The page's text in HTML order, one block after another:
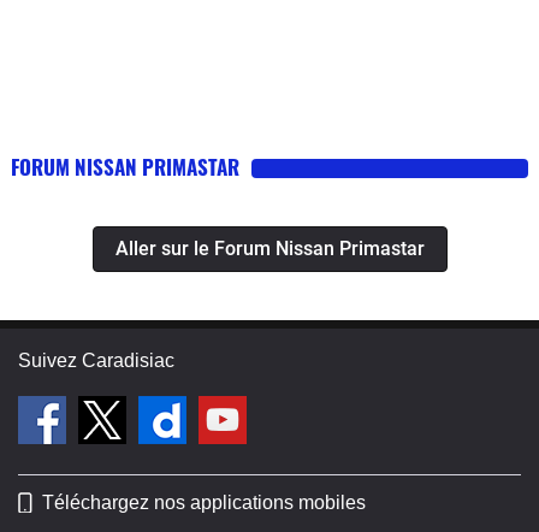
FORUM NISSAN PRIMASTAR
Aller sur le Forum Nissan Primastar
Suivez Caradisiac
Téléchargez nos applications mobiles